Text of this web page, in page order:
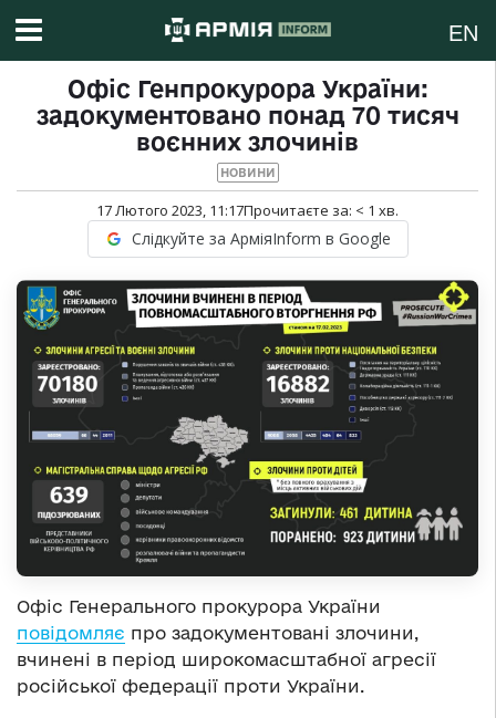
EN
Офіс Генпрокурора України:
задокументовано понад 70 тисяч
воєнних злочинів
НОВИНИ
17 Лютого 2023, 11:17Прочитаєте за: < 1 хв.
Слідкуйте за АрміяInform в Google
Офіс Генерального прокурора України
повідомляє про задокументовані злочини,
вчинені в період широкомасштабної агресії
російської федерації проти України.